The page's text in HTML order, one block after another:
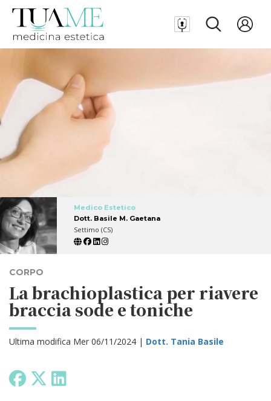
Medico Estetico
Dott. Basile M. Gaetana
Settimo (CS)
CORPO
La brachioplastica per riavere
braccia sode e toniche
Ultima modifica Mer 06/11/2024 | Dott. Tania Basile